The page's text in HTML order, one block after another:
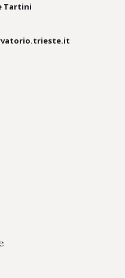
Tartini